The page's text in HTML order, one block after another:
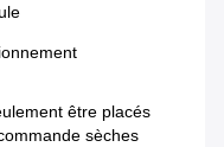
être placés
sèches